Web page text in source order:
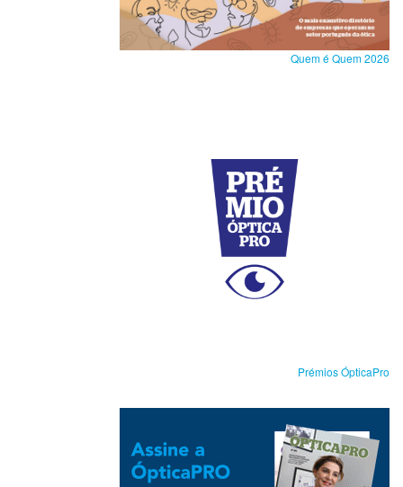
Quem é Quem 2026
Prémios ÓpticaPro